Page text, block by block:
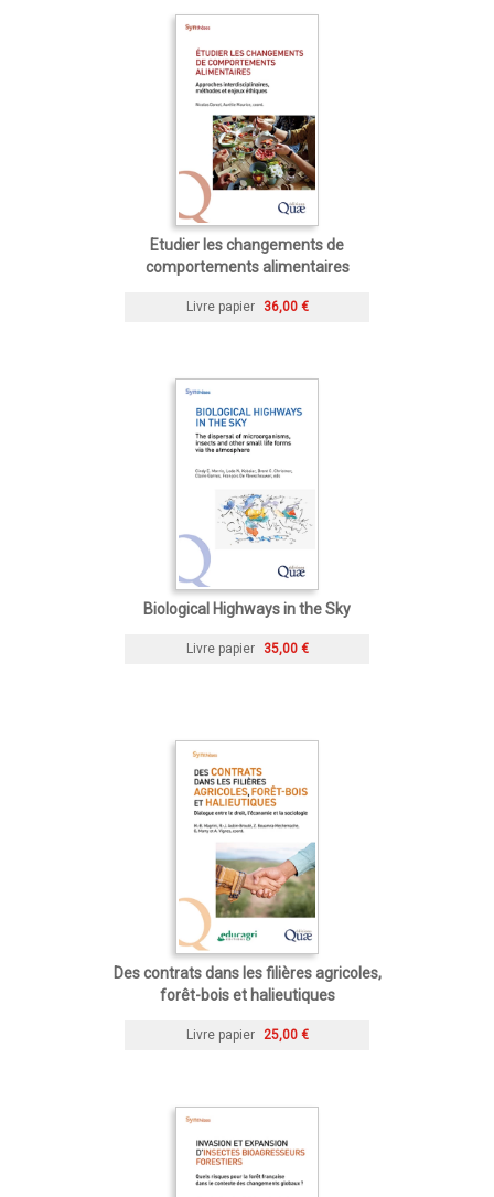
Etudier les changements de
comportements alimentaires
Livre papier 36,00 €
Biological Highways in the Sky
Livre papier 35,00 €
Des contrats dans les filières agricoles,
forêt-bois et halieutiques
Livre papier 25,00 €